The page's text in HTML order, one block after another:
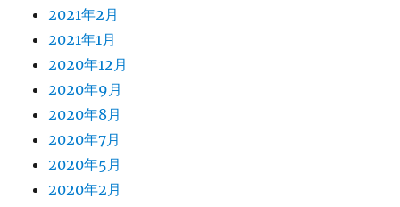
2021年2月
2021年1月
2020年12月
2020年9月
2020年8月
2020年7月
2020年5月
2020年2月